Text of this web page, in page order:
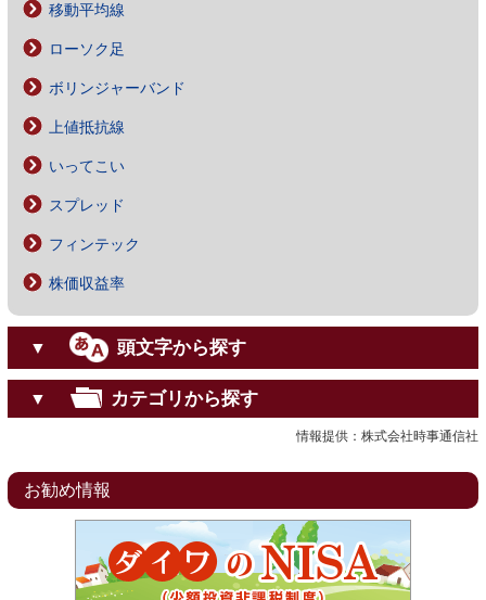
移動平均線
ローソク足
ボリンジャーバンド
上値抵抗線
いってこい
スプレッド
フィンテック
株価収益率
▼ 頭文字から探す
▼ カテゴリから探す
情報提供：株式会社時事通信社
お勧め情報